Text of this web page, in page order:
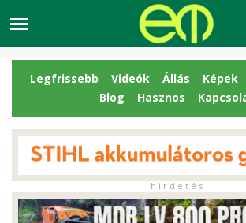
Legfrissebb Videók Állás Képek
Blog
Hasznos
h i r d e t é s